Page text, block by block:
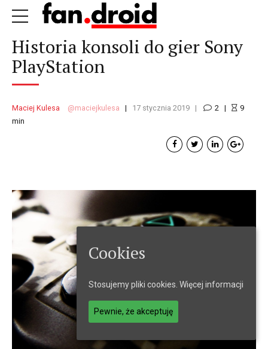
Historia konsoli do gier Sony
PlayStation
Maciej Kulesa maciejkulesa 17 stycznia 2019 2
9
min
Cookies
Stosujemy pliki cookies. Więcej informacji
Pewnie, że akceptuję